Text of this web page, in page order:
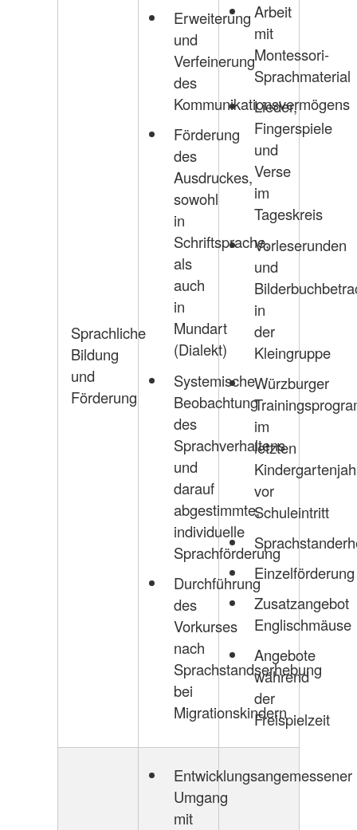
Sprachliche
Bildung
und
Förderung
Erweiterung
und
Verfeinerung
des
Kommunikationsvermögens
Förderung
des
Ausdruckes,
sowohl
in
Schriftsprache,
als
auch
in
Mundart
(Dialekt)
Systemische
Beobachtung
des
Sprachverhaltens
und
darauf
abgestimmte,
individuelle
Sprachförderung
Durchführung
des
Vorkurses
nach
Sprachstandserhebung
bei
Migrationskindern
Arbeit
mit
Montessori-
Sprachmaterial
Lieder,
Fingerspiele
und
Verse
im
Tageskreis
Vorleserunden
und
in
der
Kleingruppe
Würzburger
im
letzten
vor
Schuleintritt
Einzelförderung
Zusatzangebot
Englischmäuse
Angebote
während
der
Freispielzeit
Entwicklungsangemessener
Umgang
mit